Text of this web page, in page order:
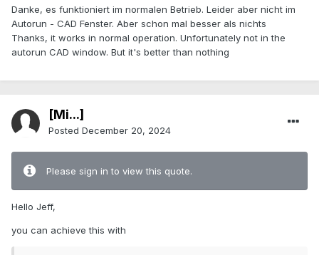
Danke, es funktioniert im normalen Betrieb. Leider aber nicht im
Autorun - CAD Fenster. Aber schon mal besser als nichts
Thanks, it works in normal operation. Unfortunately not in the
autorun CAD window. But it's better than nothing
[Mi...]
Posted December 20, 2024
Please sign in to view this quote.
Hello Jeff,
you can achieve this with